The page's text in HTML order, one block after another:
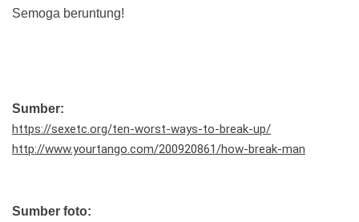
Semoga beruntung!
Sumber:
https://sexetc.org/ten-worst-ways-to-break-up/
http://www.yourtango.com/200920861/how-break-man
Sumber foto: